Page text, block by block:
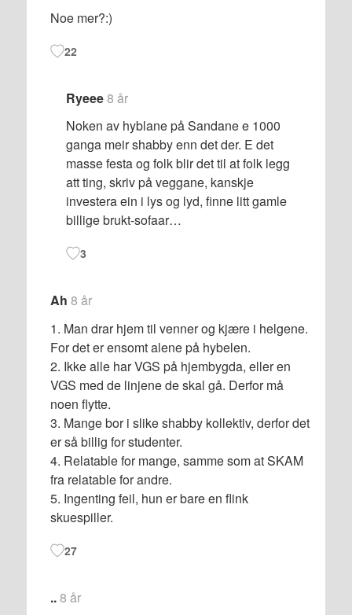
Noe mer?:)
22
Ryeee8 år
Noken av hyblane på Sandane e 1000
ganga meir shabby enn det der. E det
masse festa og folk blir det til at folk legg
att ting, skriv på veggane, kanskje
investera ein i lys og lyd, finne litt gamle
billige brukt-sofaar…
3
Ah 8 år
1. Man drar hjem til venner og kjære i helgene.
For det er ensomt alene på hybelen.
2. Ikke alle har VGS på hjembygda, eller en
VGS med de linjene de skal gå. Derfor må
noen flytte.
3. Mange bor i slike shabby kollektiv, derfor det
er så billig for studenter.
4. Relatable for mange, samme som at SKAM
fra relatable for andre.
5. Ingenting feil, hun er bare en flink
skuespiller.
27
..8 år